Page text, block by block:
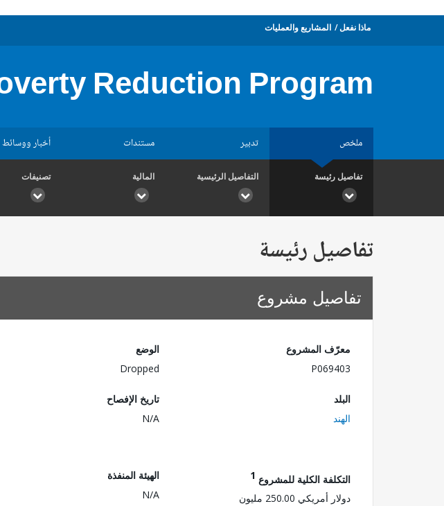
ماذا نفعل المشاريع والعمليات
Reduction Program
ملخص تدبير مستندات أخبار ووسائط
تفاصيل رئيسة التفاصيل الرئيسية المالية تصنيفات
تفاصيل رئيسة
تفاصيل مشروع
معرّف المشروع
P069403
الوضع
Dropped
البلد
الهند
تاريخ الإفصاح
N/A
التكلفة الكلية للمشروع 1
دولار أمريكي 250.00 مليون
الهيئة المنفذة
N/A